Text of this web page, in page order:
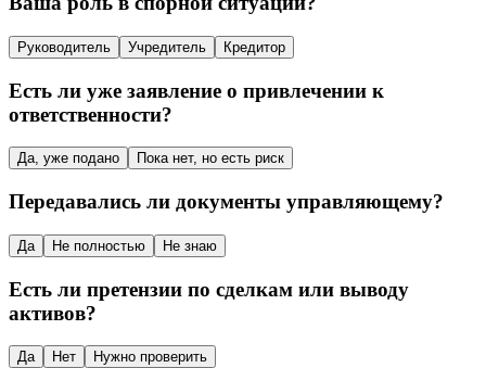
Руководитель Учредитель Кредитор
Есть ли уже заявление о привлечении к
ответственности?
Да, уже подано Пока нет, но есть риск
Передавались ли документы управляющему?
Да Не полностью Не знаю
Есть ли претензии по сделкам или выводу
активов?
Да Нет Нужно проверить